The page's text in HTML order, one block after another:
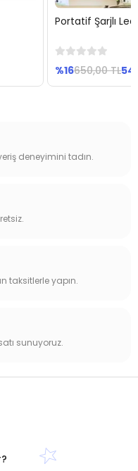
Portatif Şarjlı
%16650,00 TL
deneyimini tadın.
taksitlerle yapın.
sunuyoruz.